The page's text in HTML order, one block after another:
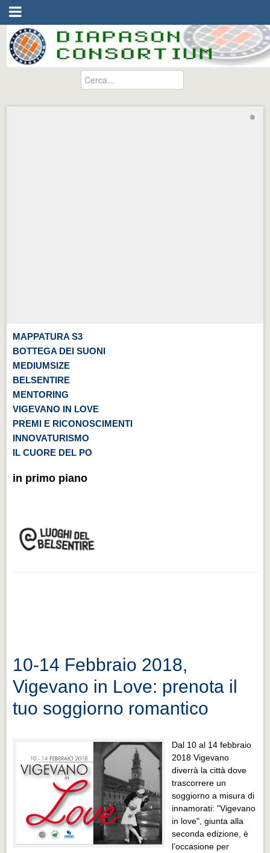
MAPPATURA S3
BOTTEGA DEI SUONI
MEDIUMSIZE
BELSENTIRE
MENTORING
VIGEVANO IN LOVE
PREMI E RICONOSCIMENTI
INNOVATURISMO
IL CUORE DEL PO
in primo piano
10-14 Febbraio 2018,
Vigevano in Love: prenota il
tuo soggiorno romantico
Dal 10 al 14 febbraio
2018 Vigevano
diverrà la città dove
trascorrere un
soggiorno a misura di
innamorati: "Vigevano
in love", giunta alla
seconda edizione, è
l’occasione per